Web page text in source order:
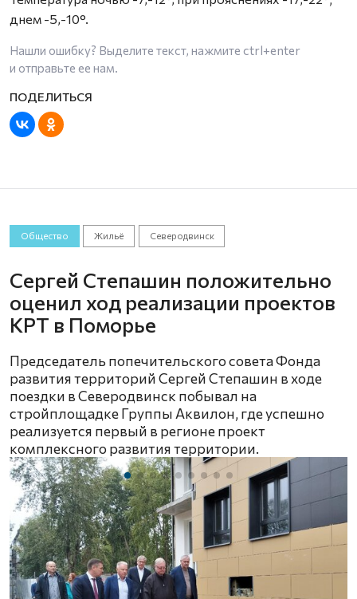
днем -5,-10°.
Нашли ошибку? Выделите текст, нажмите ctrl+enter
и отправьте ее нам.
Общество Жильё Северодвинск
Сергей Степашин положительно
оценил ход реализации проектов
КРТ в Поморье
Председатель попечительского совета Фонда
развития территорий Сергей Степашин в ходе
поездки в Северодвинск побывал на
стройплощадке Группы Аквилон, где успешно
реализуется первый в регионе проект
комплексного развития территории.